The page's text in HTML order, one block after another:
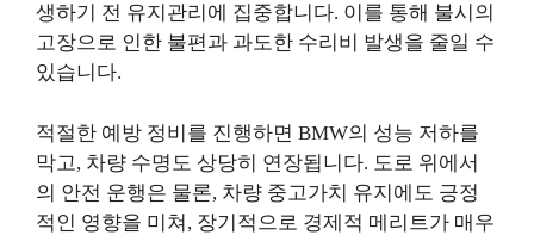
생하기 전 유지관리에 집중합니다. 이를 통해 불시의
고장으로 인한 불편과 과도한 수리비 발생을 줄일 수
있습니다.
적절한 예방 정비를 진행하면 BMW의 성능 저하를
막고, 차량 수명도 상당히 연장됩니다. 도로 위에서
의 안전 운행은 물론, 차량 중고가치 유지에도 긍정
적인 영향을 미쳐, 장기적으로 경제적 메리트가 매우